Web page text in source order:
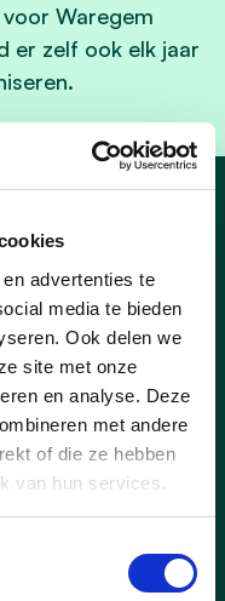
advertenties te
media te bieden
Ook delen we
site met onze
en analyse. Deze
met andere
of die ze hebben
van hun services.
Waregem
er zelf ook elk jaar
met de
– dit jaar
in Waregem